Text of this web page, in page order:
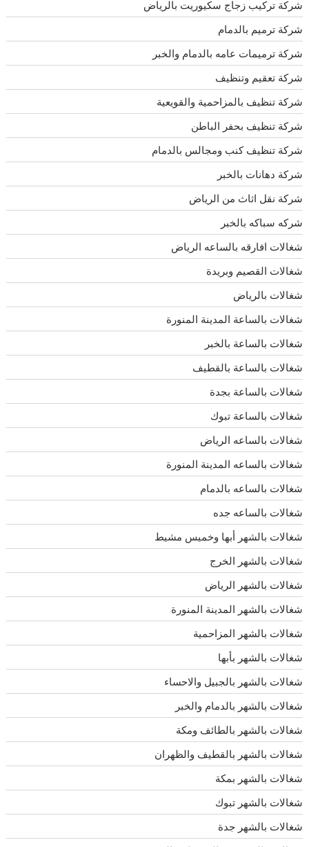
شركة تركيب زجاج سكيوريت بالرياض
شركة ترميم بالدمام
شركة ترميمات عامه بالدمام والخبر
شركة تعقيم وتنظيف
شركة تنظيف بالمزاحمية والقويعية
شركة تنظيف بحفر الباطن
شركة تنظيف كنب ومجالس بالدمام
شركة دهانات بالخبر
شركة نقل اثاث من الرياض
شركه سباكه بالخبر
شغالات افارقه بالساعه الرياض
شغالات القصيم وبريدة
شغالات بالرياض
شغالات بالساعة المدينة المنورة
شغالات بالساعة بالخبر
شغالات بالساعة بالقطيف
شغالات بالساعة بجدة
شغالات بالساعة تبوك
شغالات بالساعه الرياض
شغالات بالساعه المدينة المنورة
شغالات بالساعه بالدمام
شغالات بالساعه جده
شغالات بالشهر أبها وخميس مشيط
شغالات بالشهر الخرج
شغالات بالشهر الرياض
شغالات بالشهر المدينة المنورة
شغالات بالشهر المزاحمية
شغالات بالشهر بأبها
شغالات بالشهر بالجبيل والاحساء
شغالات بالشهر بالدمام والخبر
شغالات بالشهر بالطائف ومكة
شغالات بالشهر بالقطيف والظهران
شغالات بالشهر بمكة
شغالات بالشهر تبوك
شغالات بالشهر جدة